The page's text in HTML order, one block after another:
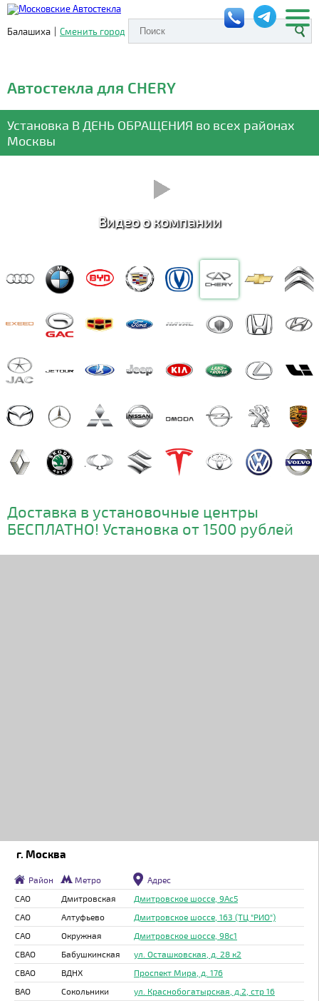
Балашиха | Сменить город
Автостекла для CHERY
Установка В ДЕНЬ ОБРАЩЕНИЯ во всех районах
Москвы
Видео о компании
Доставка в установочные центры
БЕСПЛАТНО! Установка от 1500 рублей
г. Москва
Район Метро
Адрес
САО
Дмитровская
Дмитровское шоссе, 9Ас5
САО
Алтуфьево
Дмитровское шоссе, 163 (ТЦ "РИО")
САО
Окружная
Дмитровское шоссе, 98с1
СВАО
Бабушкинская
ул. Осташковская, д. 28 к2
СВАО
ВДНХ
Проспект Мира, д. 176
ВАО
Сокольники
ул. Краснобогатырская, д.2, стр 16